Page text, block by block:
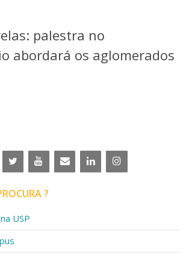
e Projetos em Rede
palestra no
abordará os aglomerados
?
USP